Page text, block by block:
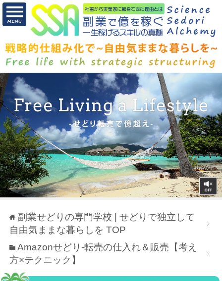
副業せどりの専門学校 | せどりで独立して
自由気ままな暮らしを TOP
Amazonせどり-転売の仕入れ＆販売【考え
方×テクニック】